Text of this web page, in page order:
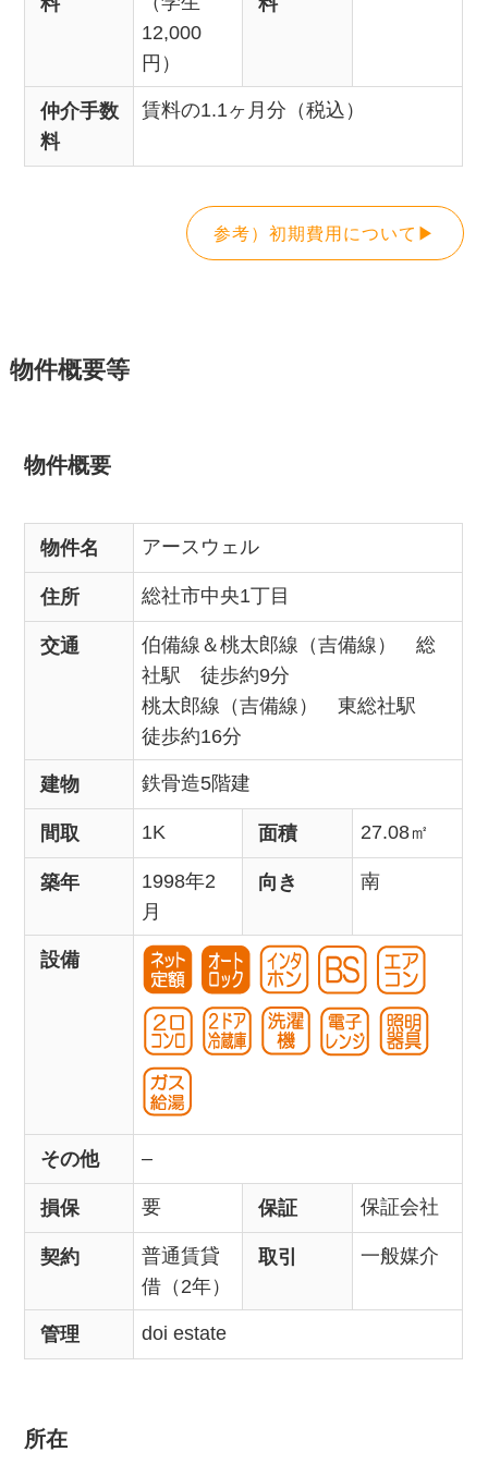
12,000
円）
仲介手数
料
賃料の1.1ヶ月分（税込）
参考）初期費用について▶
物件概要等
物件概要
物件名 アースウェル
住所 総社市中央1丁目
交通
伯備線＆桃太郎線（吉備線） 総
社駅 徒歩約9分
桃太郎線（吉備線） 東総社駅
徒歩約16分
建物 鉄骨造5階建
間取 1K 面積 27.08㎡
築年
1998年2
月
向き 南
設備
その他 –
損保 要 保証 保証会社
契約
普通賃貸
借（2年）
取引 一般媒介
管理 doi estate
所在